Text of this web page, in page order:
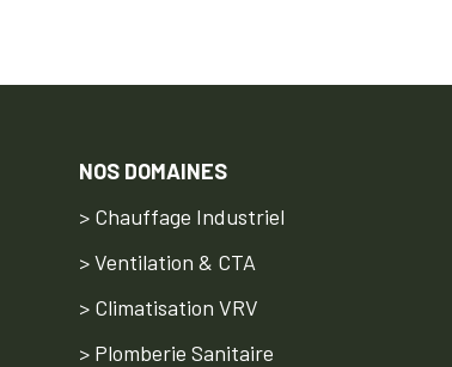
NOS DOMAINES
> Chauffage Industriel
> Ventilation & CTA
> Climatisation VRV
> Plomberie Sanitaire